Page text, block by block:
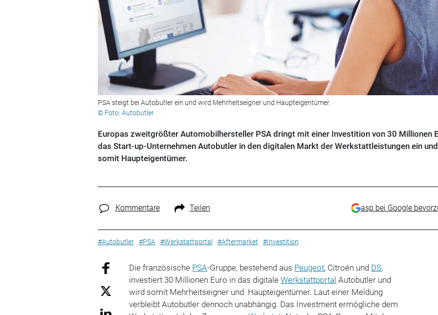
PSA steigt bei Autobutler ein und wird Mehrheitseigner und Haupteigentümer.
© Foto: Autobutler
Europas zweitgrößter Automobilhersteller PSA dringt mit einer Investition von 30 Millionen
das Start-up-Unternehmen Autobutler in den digitalen Markt der Werkstattleistungen ein
somit Haupteigentümer.
Kommentare Teilen asp bei Google
#Autobutler #PSA #Werkstattportal #Aftermarket #Investition
Die französische PSA-Gruppe, bestehend aus Peugeot, Citroén und DS,
investiert 30 Millionen Euro in das digitaleWerkstattportal Autobutler und
wird somit Mehrheitseigner und Haupteigentümer. Laut einer Meldung
verbleibt Autobutler dennoch unabhängig. Das Investment ermögliche dem